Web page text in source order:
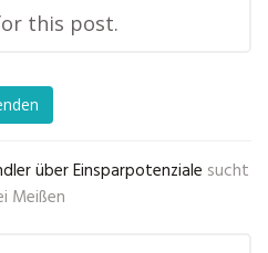
this post.
über Einsparpotenziale sucht
Meißen